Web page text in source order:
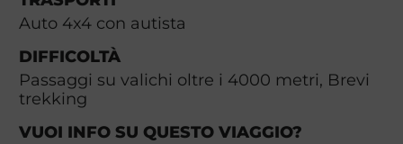
Auto 4x4 con autista
DIFFICOLTÀ
Passaggi su valichi oltre i 4000 metri, Brevi
trekking
VUOI INFO SU QUESTO VIAGGIO?